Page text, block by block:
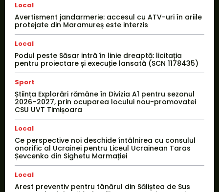
Local
Avertisment jandarmerie: accesul cu ATV-uri în ariile
protejate din Maramureș este interzis
Local
Podul peste Săsar intră în linie dreaptă: licitația
pentru proiectare și execuție lansată (SCN 1178435)
Sport
Știința Explorări rămâne în Divizia A1 pentru sezonul
2026–2027, prin ocuparea locului nou-promovatei
CSU UVT Timișoara
Local
Ce perspective noi deschide întâlnirea cu consulul
onorific al Ucrainei pentru Liceul Ucrainean Taras
Șevcenko din Sighetu Marmației
Local
Arest preventiv pentru tânărul din Săliștea de Sus